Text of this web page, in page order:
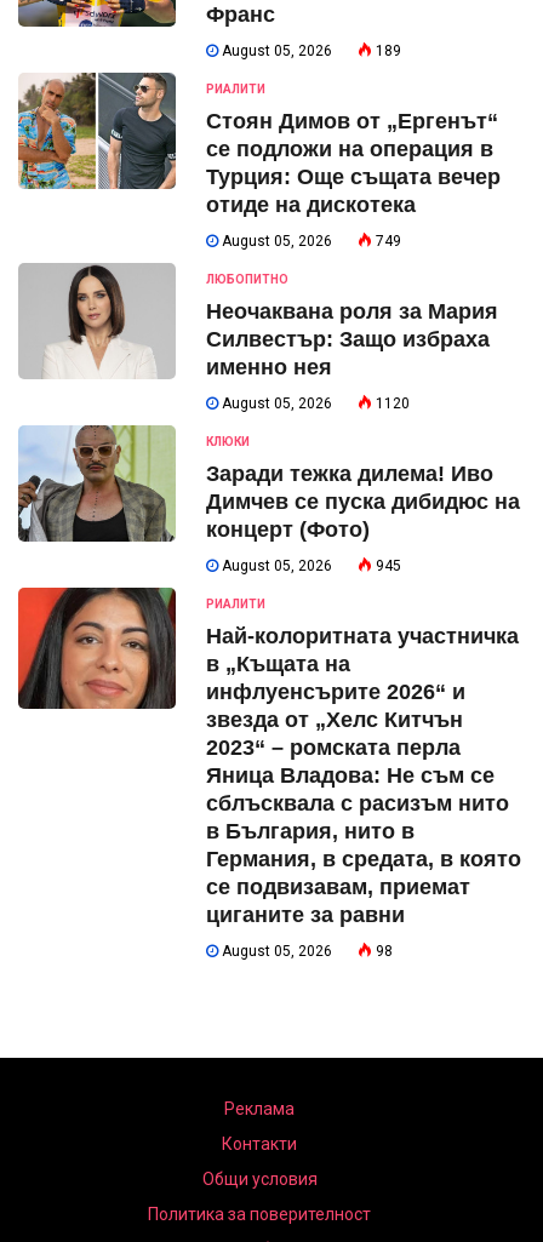
Франс
August 05, 2026 189
РИАЛИТИ
Стоян Димов от „Ергенът“
се подложи на операция в
Турция: Още същата вечер
отиде на дискотека
August 05, 2026 749
ЛЮБОПИТНО
Неочаквана роля за Мария
Силвестър: Защо избраха
именно нея
August 05, 2026 1120
КЛЮКИ
Заради тежка дилема! Иво
Димчев се пуска дибидюс на
концерт (Фото)
August 05, 2026 945
РИАЛИТИ
Най-колоритната участничка
в „Къщата на
инфлуенсърите 2026“ и
звезда от „Хелс Китчън
2023“ – ромската перла
Яница Владова: Не съм се
сблъсквала с расизъм нито
в България, нито в
Германия, в средата, в която
се подвизавам, приемат
циганите за равни
August 05, 2026 98
Реклама
Контакти
Общи условия
Политика за поверителност